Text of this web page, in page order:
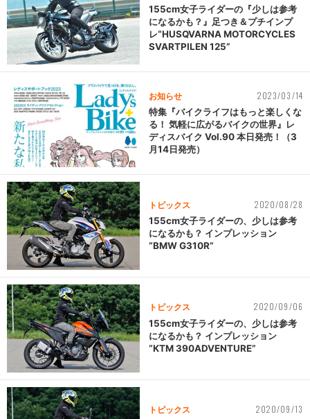
155cm女子ライダーの『少しは参考
になるかも？』足つき＆プチインプ
レ“HUSQVARNA MOTORCYCLES
SVARTPILEN 125”
お知らせ 2023/03/14
特集『バイクライフはもっと楽しくな
る！ 気軽に広がるバイクの世界』レ
ディスバイク Vol.90 本日発売！（3
月14日発売）
トピックス 2020/08/28
155cm女子ライダーの、少しは参考
になるかも？ インプレッション
“BMW G310R”
トピックス 2020/09/06
155cm女子ライダーの、少しは参考
になるかも？ インプレッション
“KTM 390ADVENTURE”
トピックス 2020/09/13